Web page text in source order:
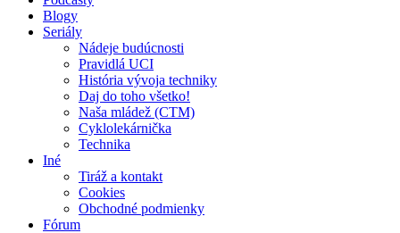
Blogy
Seriály
Nádeje budúcnosti
Pravidlá UCI
História vývoja techniky
Daj do toho všetko!
Naša mládež (CTM)
Cyklolekárnička
Technika
Iné
Tiráž a kontakt
Cookies
Obchodné podmienky
Fórum